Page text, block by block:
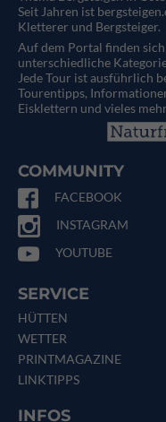
Seit Jahren ist
Kletterer und Bergsteiger.
Auf dem Portal finden
unterschiedliche
Jede Tour ist ausführlich
Tourentipps,
Eisklettern und vieles
COMMUNITY
FACEBOOK
INSTAGRAM
YOUTUBE
SERVICE
HÜTTEN
WETTER
PRINTMAGAZINE
LINKTIPPS
INFOS